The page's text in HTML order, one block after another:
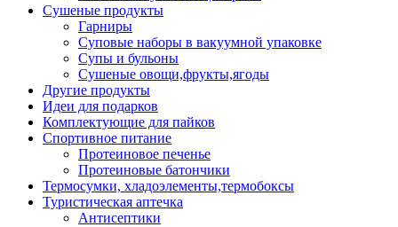
Сушеные продукты
Гарниры
Суповые наборы в вакуумной упаковке
Супы и бульоны
Сушеные овощи,фрукты,ягоды
Другие продукты
Идеи для подарков
Комплектующие для пайков
Спортивное питание
Протеиновое печенье
Протеиновые батончики
Термосумки, хладоэлементы,термобоксы
Туристическая аптечка
Антисептики